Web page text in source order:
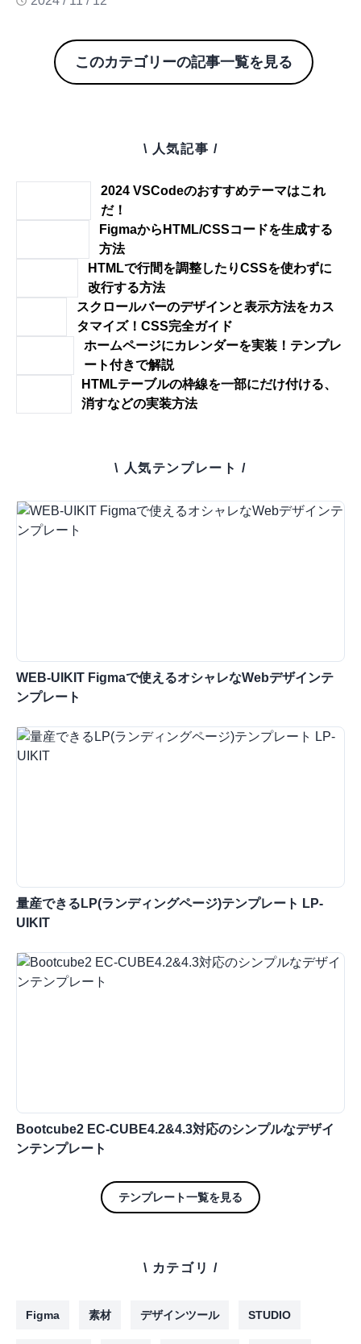
このカテゴリーの記事一覧を見る
\ 人気記事 /
2024 VSCodeのおすすめテーマはこれ
だ！
FigmaからHTML/CSSコードを生成する
方法
HTMLで行間を調整したりCSSを使わずに
改行する方法
スクロールバーのデザインと表示方法をカス
タマイズ！CSS完全ガイド
ホームページにカレンダーを実装！テンプレ
ート付きで解説
HTMLテーブルの枠線を一部にだけ付ける、
消すなどの実装方法
\ 人気テンプレート /
WEB-UIKIT Figmaで使えるオシャレなWebデザインテ
ンプレート
量産できるLP(ランディングページ)テンプレート LP-
UIKIT
Bootcube2 EC-CUBE4.2&4.3対応のシンプルなデザイ
ンテンプレート
テンプレート一覧を見る
\ カテゴリ /
Figma 素材 デザインツール STUDIO